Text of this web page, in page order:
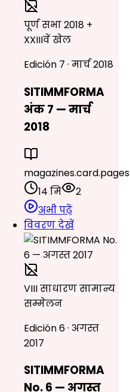
पूर्ण सभा 2018 +
XXIIIवें खेल
Edición 7 · मार्च 2018
SITIMMFORMA
अंक 7 — मार्च
2018
magazines.card.pages
14 मि
2
अभी पढ़ें
विवरण देखें
VIII साधारण सामान्य
सम्मेलन
Edición 6 · अगस्त
2017
SITIMMFORMA
No. 6 — अगस्त